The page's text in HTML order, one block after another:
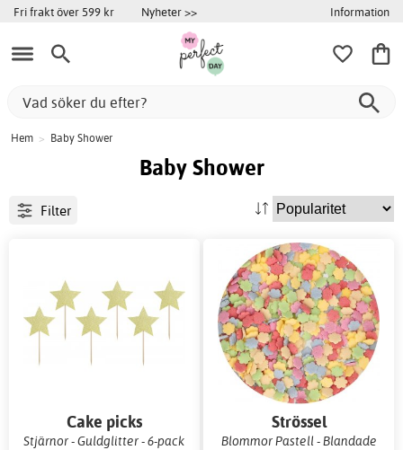
Fri frakt över 599 kr Nyheter >> Information
Hem > Baby Shower
Baby Shower
Filter
Cake picks
Stjärnor - Guldglitter - 6-pack
Strössel
Blommor Pastell - Blandade